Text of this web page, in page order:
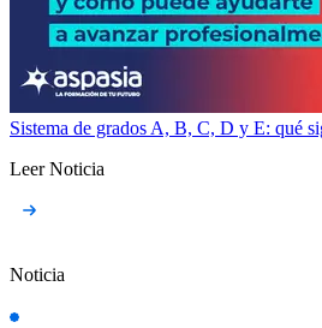
Sistema de grados A, B, C, D y E: qué
Leer Noticia
Noticia